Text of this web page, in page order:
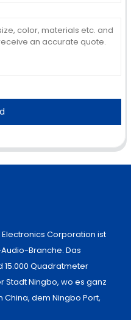
Corporation ist
Branche. Das
15.000 Quadratmeter
Stadt Ningbo, wo es ganz
dem Ningbo Port,